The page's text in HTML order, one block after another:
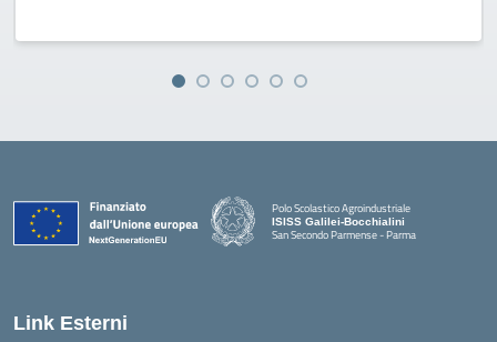
Polo Scolastico Agroindustriale
ISISS Galilei-Bocchialini
San Secondo Parmense - Parma
Link Esterni